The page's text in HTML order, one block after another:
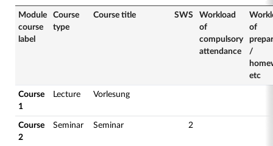
Module
course
label
Course
type
Course title SWS
Workload
of
compulsory
attendance
of
/
etc
Course
1
Lecture Vorlesung
Course
2
Seminar Seminar 2